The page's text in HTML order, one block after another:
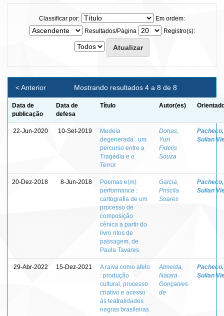
Classificar por:
Em ordem:
Resultados/Página
Registro(s):
Mostrando resultados 4 a 8 de 8
< Anterior
Data de
publicação
Data de
defesa
Título Autor(es)
22-Jun-2020 10-Set-2019
Medeia
degenerada : um
percurso entre a
Tragédia e o
Terror
Donas,
Yuri
Fidelis
Souza
Pacheco,
Sulian
20-Dez-2018 8-Jun-2018
Poemas e(m)
performance :
cartografia de um
processo de
composição
cênica a partir do
livro ritos de
passagem, de
Paula Tavares
Garcia,
Priscila
Soares
Pacheco,
Sulian
29-Abr-2022 15-Dez-2021
A raiva como afeto
: produção
cultural, processo
criativo e acesso
às teatralidades
negras brasileiras
Almeida,
Naiara
Gonçalves
de
Pacheco,
Sulian